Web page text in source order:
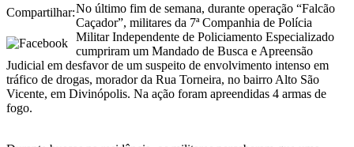
Compartilhar:No último fim de semana, durante operação “Falcão
Caçador”, militares da 7ª Companhia de Polícia
Militar Independente de Policiamento Especializado
cumpriram um Mandado de Busca e Apreensão
Judicial em desfavor de um suspeito de envolvimento intenso em
tráfico de drogas, morador da Rua Torneira, no bairro Alto São
Vicente, em Divinópolis. Na ação foram apreendidas 4 armas de
fogo.